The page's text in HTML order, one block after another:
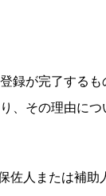
録が完了するも
その理由に
佐人または補